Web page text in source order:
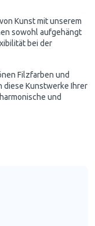
Kunst mit unserem
sowohl aufgehängt
bei der
Filzfarben und
diese Kunstwerke Ihrer
und